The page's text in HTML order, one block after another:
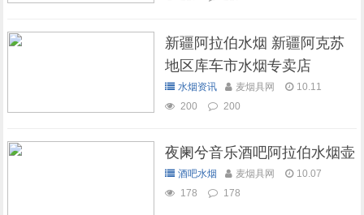
新疆阿拉伯水烟 新疆阿克苏
地区库车市水烟专卖店
水烟资讯 麦烟具网
10.11
200
200
夜阑兮音乐酒吧阿拉伯水烟壶
酒吧水烟 麦烟具网
10.07
178
178